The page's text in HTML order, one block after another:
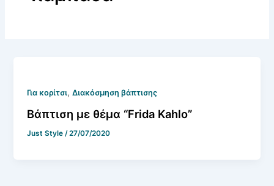
Για κορίτσι,Διακόσμηση βάπτισης
Βάπτιση με θέμα “Frida Kahlo”
Just Style/27/07/2020